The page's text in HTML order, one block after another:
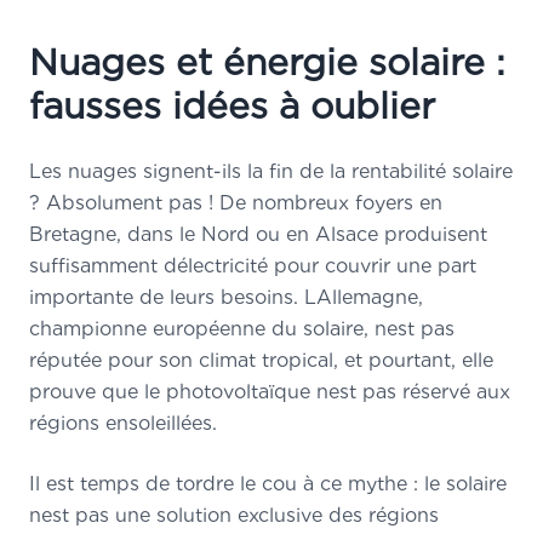
Nuages et énergie solaire :
fausses idées à oublier
Les nuages signent-ils la fin de la rentabilité solaire
? Absolument pas ! De nombreux foyers en
Bretagne, dans le Nord ou en Alsace produisent
suffisamment délectricité pour couvrir une part
importante de leurs besoins. LAllemagne,
championne européenne du solaire, nest pas
réputée pour son climat tropical, et pourtant, elle
prouve que le photovoltaïque nest pas réservé aux
régions ensoleillées.
Il est temps de tordre le cou à ce mythe : le solaire
nest pas une solution exclusive des régions